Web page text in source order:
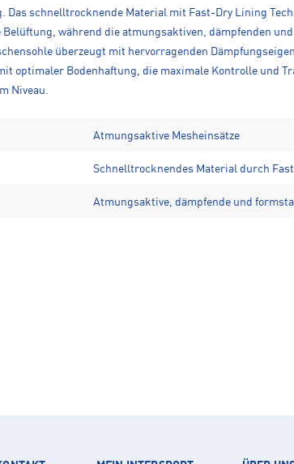
schnelltrocknende Material mit Fast-Dry Lining
während die atmungsaktiven, dämpfenden
überzeugt mit hervorragenden
optimaler Bodenhaftung, die maximale Kontrolle und
Niveau.
Atmungsaktive Mesheinsätze
Schnelltrocknendes Material durch
Atmungsaktive, dämpfende und